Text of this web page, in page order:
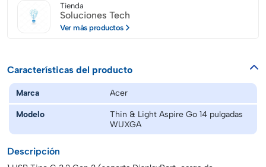
Tienda
Soluciones Tech
Ver más productos
Características del producto
Marca Acer
Modelo
Thin & Light Aspire Go 14 pulgadas
WUXGA
Descripción